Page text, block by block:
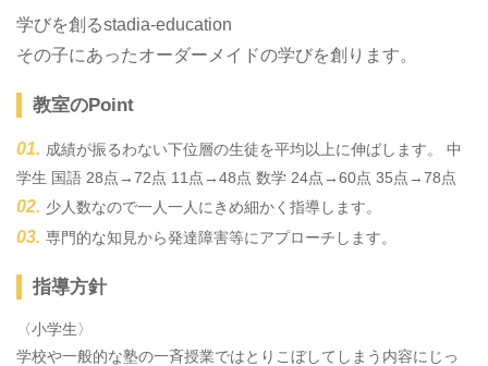
学びを創るstadia-education
その子にあったオーダーメイドの学びを創ります。
教室のPoint
成績が振るわない下位層の生徒を平均以上に伸ばします。 中
学生 国語 28点→72点 11点→48点 数学 24点→60点 35点→78点
少人数なので一人一人にきめ細かく指導します。
専門的な知見から発達障害等にアプローチします。
指導方針
〈小学生〉
学校や一般的な塾の一斉授業ではとりこぼしてしまう内容にじっ